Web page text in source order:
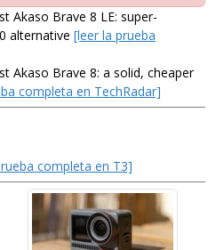
Akaso Brave 8 LE: super-
alternative [leer la prueba
Akaso Brave 8: a solid, cheaper
completa en TechRadar]
completa en T3]